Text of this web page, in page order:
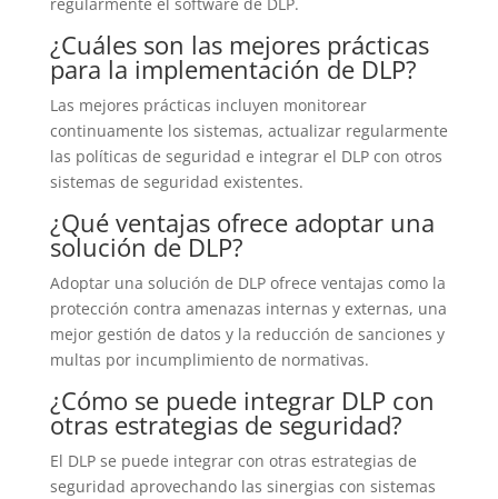
regularmente el software de DLP.
¿Cuáles son las mejores prácticas
para la implementación de DLP?
Las mejores prácticas incluyen monitorear
continuamente los sistemas, actualizar regularmente
las políticas de seguridad e integrar el DLP con otros
sistemas de seguridad existentes.
¿Qué ventajas ofrece adoptar una
solución de DLP?
Adoptar una solución de DLP ofrece ventajas como la
protección contra amenazas internas y externas, una
mejor gestión de datos y la reducción de sanciones y
multas por incumplimiento de normativas.
¿Cómo se puede integrar DLP con
otras estrategias de seguridad?
El DLP se puede integrar con otras estrategias de
seguridad aprovechando las sinergias con sistemas